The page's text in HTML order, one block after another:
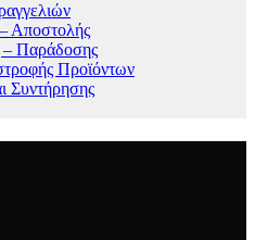
Αποστολής
– Παράδοσης
Προϊόντων
Συντήρησης